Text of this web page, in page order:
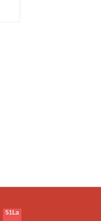
51La